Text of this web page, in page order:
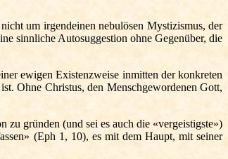
um irgendeinen nebulösen Mystizismus, der
sinnliche Autosuggestion ohne Gegenüber, die
ewigen Existenzweise inmitten der konkreten
Ohne Christus, den Menschgewordenen Gott,
gründen (und sei es auch die «vergeistigste»)
(Eph 1, 10), es mit dem Haupt, mit seiner